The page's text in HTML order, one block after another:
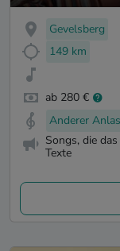
Gevelsberg
149 km
ab 280 €
Anderer
Songs, die
Texte